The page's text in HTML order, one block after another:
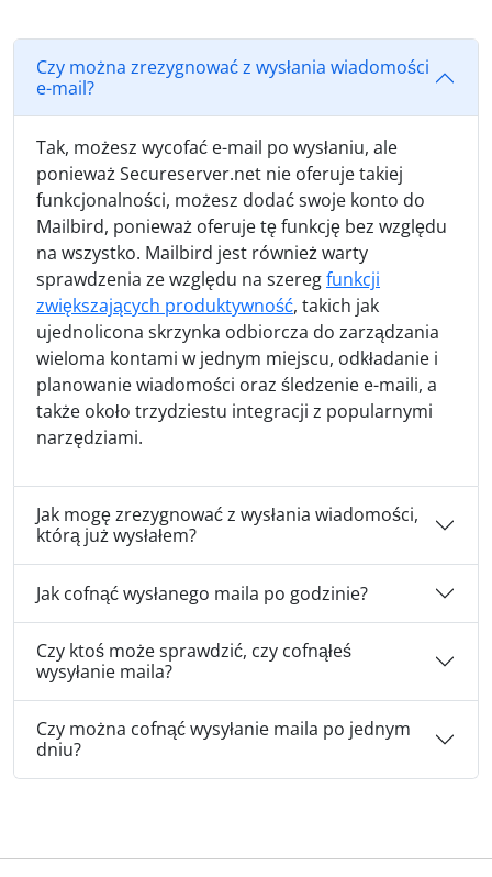
Czy można zrezygnować z wysłania wiadomości
e-mail?
Tak, możesz wycofać e-mail po wysłaniu, ale
ponieważ Secureserver.net nie oferuje takiej
funkcjonalności, możesz dodać swoje konto do
Mailbird, ponieważ oferuje tę funkcję bez względu
na wszystko. Mailbird jest również warty
sprawdzenia ze względu na szeregfunkcji
zwiększających produktywność, takich jak
ujednolicona skrzynka odbiorcza do zarządzania
wieloma kontami w jednym miejscu, odkładanie i
planowanie wiadomości oraz śledzenie e-maili, a
także około trzydziestu integracji z popularnymi
narzędziami.
Jak mogę zrezygnować z wysłania wiadomości,
którą już wysłałem?
Jak cofnąć wysłanego maila po godzinie?
Czy ktoś może sprawdzić, czy cofnąłeś
wysyłanie maila?
Czy można cofnąć wysyłanie maila po jednym
dniu?